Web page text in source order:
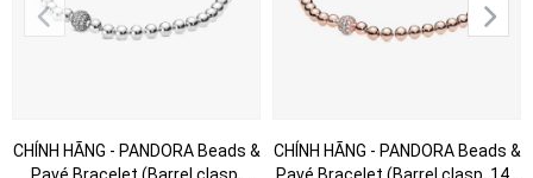
CHÍNH HÃNG - PANDORA Beads &
CHÍNH HÃNG - PANDORA Beads &